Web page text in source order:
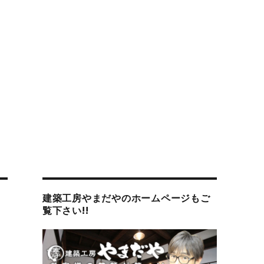
建築工房やまだやのホームページもご
覧下さい!!